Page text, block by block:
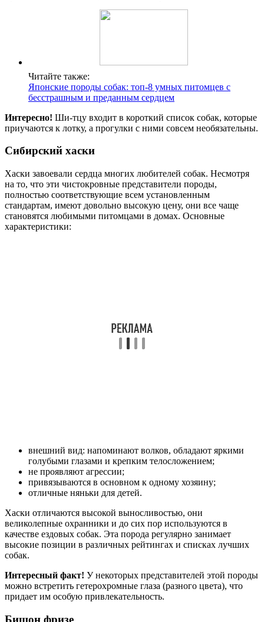
Читайте также:
Японские породы собак: топ-8 умных питомцев с
бесстрашным и преданным сердцем
Интересно! Ши-тцу входит в короткий список собак, которые
приучаются к лотку, а прогулки с ними совсем необязательны.
Сибирский хаски
Хаски завоевали сердца многих любителей собак. Несмотря
на то, что эти чистокровные представители породы,
полностью соответствующие всем установленным
стандартам, имеют довольно высокую цену, они все чаще
становятся любимыми питомцами в домах. Основные
характеристики:
внешний вид: напоминают волков, обладают яркими
голубыми глазами и крепким телосложением;
не проявляют агрессии;
привязываются в основном к одному хозяину;
отличные няньки для детей.
Хаски отличаются высокой выносливостью, они
великолепные охранники и до сих пор используются в
качестве ездовых собак. Эта порода регулярно занимает
высокие позиции в различных рейтингах и списках лучших
собак.
Интересный факт! У некоторых представителей этой породы
можно встретить гетерохромные глаза (разного цвета), что
придает им особую привлекательность.
Бишон фризе